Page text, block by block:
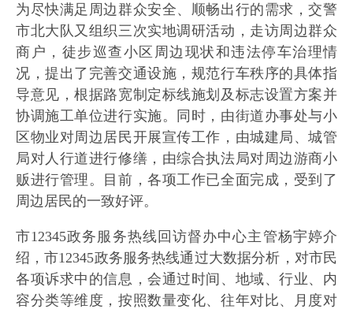
为尽快满足周边群众安全、顺畅出行的需求，交警
市北大队又组织三次实地调研活动，走访周边群众
商户，徒步巡查小区周边现状和违法停车治理情
况，提出了完善交通设施，规范行车秩序的具体指
导意见，根据路宽制定标线施划及标志设置方案并
协调施工单位进行实施。同时，由街道办事处与小
区物业对周边居民开展宣传工作，由城建局、城管
局对人行道进行修缮，由综合执法局对周边游商小
贩进行管理。目前，各项工作已全面完成，受到了
周边居民的一致好评。
市12345政务服务热线回访督办中心主管杨宇婷介
绍，市12345政务服务热线通过大数据分析，对市民
各项诉求中的信息，会通过时间、地域、行业、内
容分类等维度，按照数量变化、往年对比、月度对